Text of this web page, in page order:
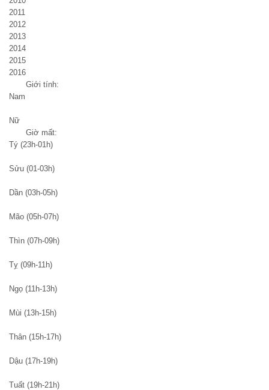
2011
2012
2013
2014
2015
2016
Giới tính:
Nam
Nữ
Giờ mất:
Tý (23h-01h)
Sửu (01-03h)
Dần (03h-05h)
Mão (05h-07h)
Thìn (07h-09h)
Tỵ (09h-11h)
Ngọ (11h-13h)
Mùi (13h-15h)
Thân (15h-17h)
Dậu (17h-19h)
Tuất (19h-21h)